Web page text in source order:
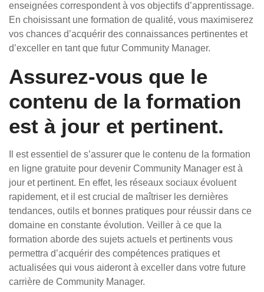
enseignées correspondent à vos objectifs d’apprentissage.
En choisissant une formation de qualité, vous maximiserez
vos chances d’acquérir des connaissances pertinentes et
d’exceller en tant que futur Community Manager.
Assurez-vous que le
contenu de la formation
est à jour et pertinent.
Il est essentiel de s’assurer que le contenu de la formation
en ligne gratuite pour devenir Community Manager est à
jour et pertinent. En effet, les réseaux sociaux évoluent
rapidement, et il est crucial de maîtriser les dernières
tendances, outils et bonnes pratiques pour réussir dans ce
domaine en constante évolution. Veiller à ce que la
formation aborde des sujets actuels et pertinents vous
permettra d’acquérir des compétences pratiques et
actualisées qui vous aideront à exceller dans votre future
carrière de Community Manager.